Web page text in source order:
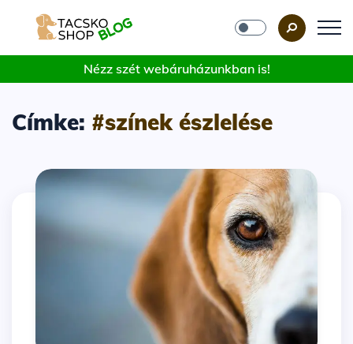
Nézz szét webáruházunkban is!
Címke: #színek észlelése